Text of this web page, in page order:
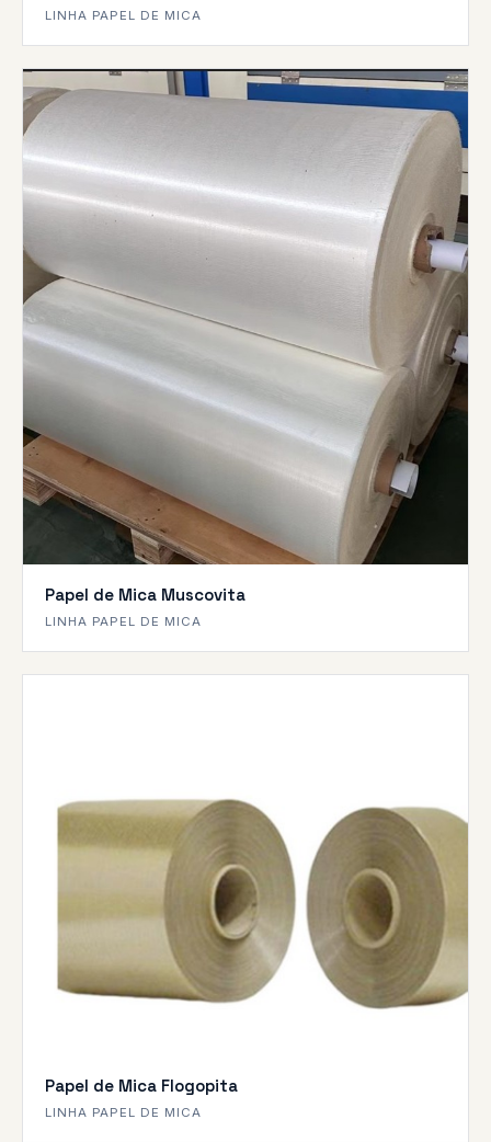
LINHA PAPEL DE MICA
Papel de Mica Muscovita
LINHA PAPEL DE MICA
Papel de Mica Flogopita
LINHA PAPEL DE MICA